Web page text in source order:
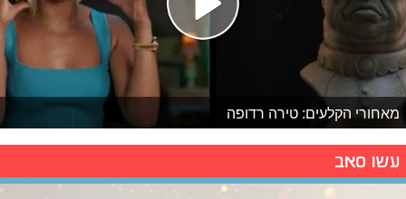
מאחורי הקלעים: טירה רדופה
עשו סאב